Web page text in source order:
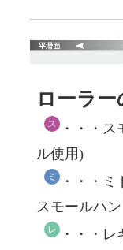
ローラ
ス ・・・ス
ル使用)
ミ ・・・ミ
スモールハ
レ ・・・レ